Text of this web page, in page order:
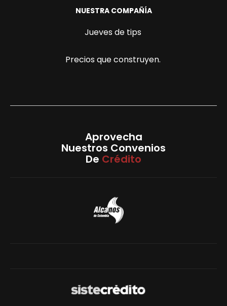
NUESTRA COMPAÑÍA
Jueves de tips
Precios que construyen.
Aprovecha
Nuestros Convenios
De Crédito